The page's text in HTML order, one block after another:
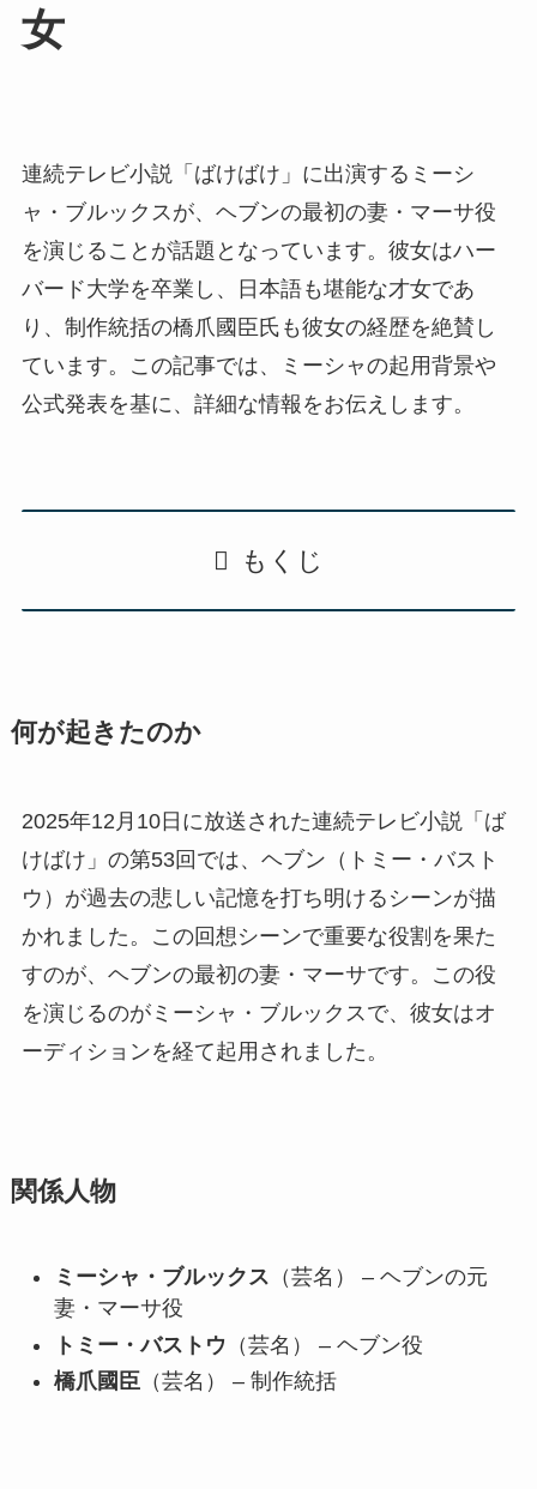
女
連続テレビ小説「ばけばけ」に出演するミーシ
ャ・ブルックスが、ヘブンの最初の妻・マーサ役
を演じることが話題となっています。彼女はハー
バード大学を卒業し、日本語も堪能な才女であ
り、制作統括の橋爪國臣氏も彼女の経歴を絶賛し
ています。この記事では、ミーシャの起用背景や
公式発表を基に、詳細な情報をお伝えします。
もくじ
何が起きたのか
2025年12月10日に放送された連続テレビ小説「ば
けばけ」の第53回では、ヘブン（トミー・バスト
ウ）が過去の悲しい記憶を打ち明けるシーンが描
かれました。この回想シーンで重要な役割を果た
すのが、ヘブンの最初の妻・マーサです。この役
を演じるのがミーシャ・ブルックスで、彼女はオ
ーディションを経て起用されました。
関係人物
ミーシャ・ブルックス （芸名） – ヘブンの元
妻・マーサ役
トミー・バストウ （芸名） – ヘブン役
橋爪國臣（芸名） – 制作統括